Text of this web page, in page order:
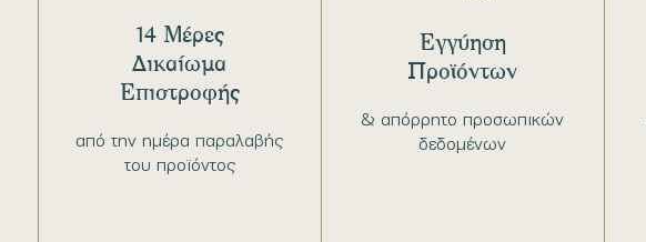
από την ημέρα παραλαβής
του προϊόντος
14 Μέρες
Δικαίωμα
Επιστροφής
& απόρρητο προσωπικών
δεδομένων
Εγγύηση
Προϊόντων